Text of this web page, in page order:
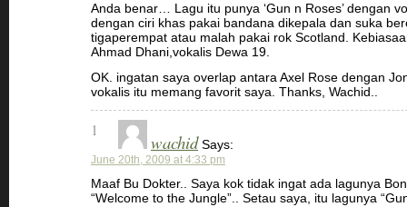
Anda benar… Lagu itu punya ‘Gun n Roses’ dengan
dengan ciri khas pakai bandana dikepala dan suka
tigaperempat atau malah pakai rok Scotland.
Ahmad Dhani,vokalis Dewa 19.
OK. ingatan saya overlap antara Axel Rose dengan
vokalis itu memang favorit saya. Thanks, Wachid..
1
wachid Says:
June 20th, 2009 at 4:33 pm
Maaf Bu Dokter.. Saya kok tidak ingat ada lagunya
“Welcome to the Jungle”.. Setau saya, itu lagunya